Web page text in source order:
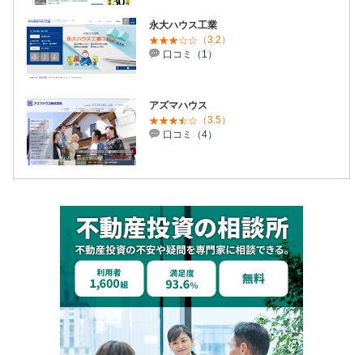
永大ハウス工業
（3.2）
口コミ（1）
アズマハウス
（3.5）
口コミ（4）